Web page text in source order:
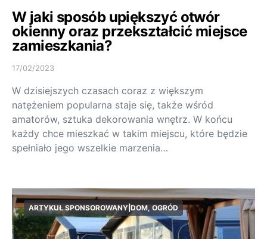
W jaki sposób upiększyć otwór
okienny oraz przekształcić miejsce
zamieszkania?
17/02/2023
W dzisiejszych czasach coraz z większym
natężeniem popularna staje się, także wśród
amatorów, sztuka dekorowania wnętrz. W końcu
każdy chce mieszkać w takim miejscu, które będzie
spełniało jego wszelkie marzenia…
ARTYKUŁ SPONSOROWANY|DOM, OGRÓD